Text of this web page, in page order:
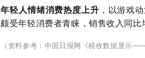
年轻人情绪消费热度上升 ，以游戏
颇受年轻消费者青睐，销售收入同比
（资料参考：中国日报网《税收数据显示